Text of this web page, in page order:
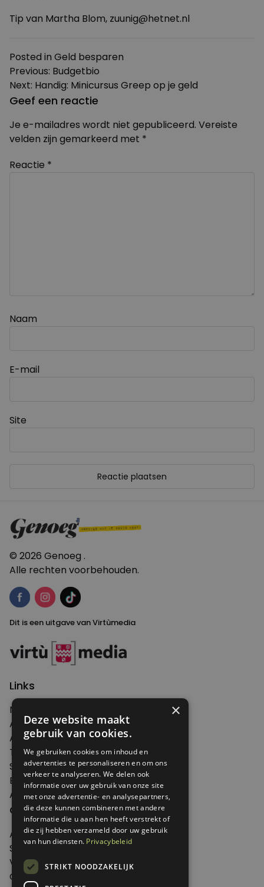
Tip van Martha Blom, zuunig@hetnet.nl
Posted in Geld besparen
Bericht
navigatie
Previous: Budgetbio
Next: Handig: Minicursus Greep op je geld
Geef een reactie
Je e-mailadres wordt niet gepubliceerd. Vereiste
velden zijn gemarkeerd met *
Reactie *
Naam
E-mail
Site
© 2026 Genoeg .
Alle rechten voorbehouden.
Dit is een uitgave van Virtùmedia
Links
Nieuws
Artikelen
Agenda
Thema's
Shop
Edities
Abonneren
Over Genoeg
Adverteren
Samenwerken
Verkooppunten
Over Genoeg
×
Deze website maakt
gebruik van cookies.
We gebruiken cookies om inhoud en
advertenties te personaliseren en om ons
verkeer te analyseren. We delen ook
informatie over uw gebruik van onze site
met onze advertentie- en analysepartners,
die deze kunnen combineren met andere
informatie die u aan hen heeft verstrekt of
die zij hebben verzameld door uw gebruik
van hun diensten. Privacybeleid
STRIKT NOODZAKELIJK